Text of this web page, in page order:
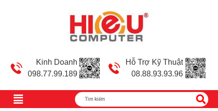
Kinh Doanh
098.77.99.189
Hỗ Trợ Kỹ Thuật
08.88.93.93.96